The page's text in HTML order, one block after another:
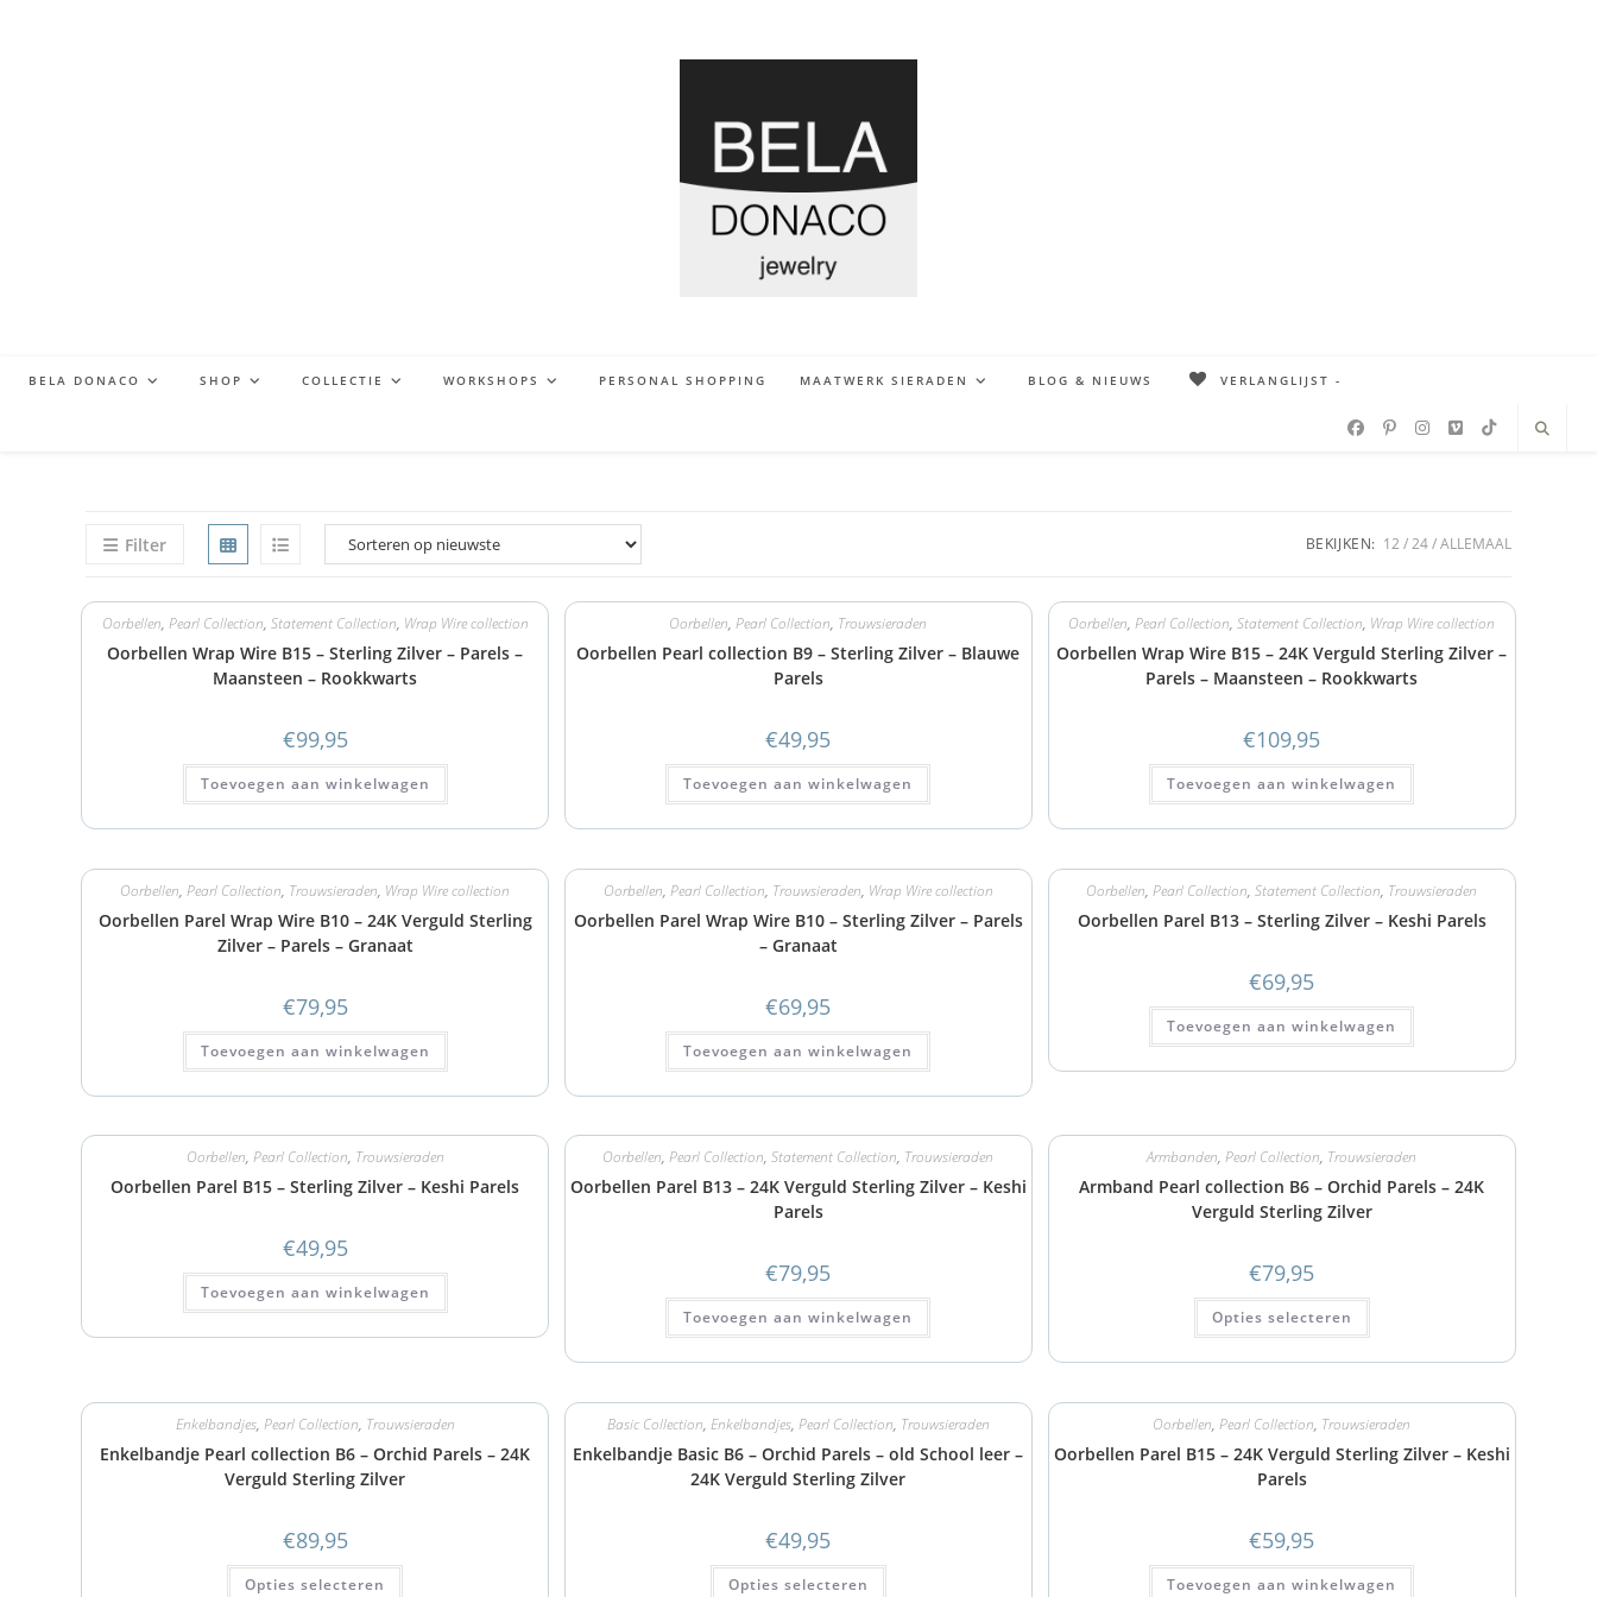
BELA DONACO SHOP COLLECTIE WORKSHOPS PERSONAL SHOPPING MAATWERK SIERADEN BLOG & NIEUWS VERLANGLIJST -
Filter BEKIJKEN: 12 24 ALLEMAAL
Oorbellen, Pearl Collection, Statement Collection, Wrap Wire collection
Oorbellen Wrap Wire B15 – Sterling Zilver – Parels –
Maansteen – Rookkwarts
€99,95
Toevoegen aan winkelwagen
Oorbellen,Pearl Collection, Trouwsieraden
Oorbellen Pearl collection B9 – Sterling Zilver – Blauwe
Parels
€49,95
Toevoegen aan winkelwagen
Oorbellen,Pearl Collection,Statement Collection, Wrap Wire collection
Oorbellen Wrap Wire B15 – 24K Verguld Sterling Zilver –
Parels – Maansteen – Rookkwarts
€109,95
Toevoegen aan winkelwagen
Oorbellen,Pearl Collection, Trouwsieraden, Wrap Wire collection
Oorbellen Parel Wrap Wire B10 – 24K Verguld Sterling
Zilver – Parels – Granaat
€79,95
Toevoegen aan winkelwagen
Oorbellen, Pearl Collection, Trouwsieraden, Wrap Wire collection
Oorbellen Parel Wrap Wire B10 – Sterling Zilver – Parels
– Granaat
€69,95
Toevoegen aan winkelwagen
Oorbellen,Pearl Collection,Statement Collection, Trouwsieraden
Oorbellen Parel B13 – Sterling Zilver – Keshi Parels
€69,95
Toevoegen aan winkelwagen
Oorbellen, Pearl Collection, Trouwsieraden
Oorbellen Parel B15 – Sterling Zilver – Keshi Parels
€49,95
Toevoegen aan winkelwagen
Oorbellen,Pearl Collection,Statement Collection, Trouwsieraden
Oorbellen Parel B13 – 24K Verguld Sterling Zilver – Keshi
Parels
€79,95
Toevoegen aan winkelwagen
Armbanden,Pearl Collection, Trouwsieraden
Armband Pearl collection B6 – Orchid Parels – 24K
Verguld Sterling Zilver
€79,95
Opties selecteren
Enkelbandjes, Pearl Collection, Trouwsieraden
Enkelbandje Pearl collection B6 – Orchid Parels – 24K
Verguld Sterling Zilver
€89,95
Opties selecteren
Basic Collection, Enkelbandjes, Pearl Collection, Trouwsieraden
Enkelbandje Basic B6 – Orchid Parels – old School leer –
24K Verguld Sterling Zilver
€49,95
Opties selecteren
Oorbellen,Pearl Collection, Trouwsieraden
Oorbellen Parel B15 – 24K Verguld Sterling Zilver – Keshi
Parels
€59,95
Toevoegen aan winkelwagen